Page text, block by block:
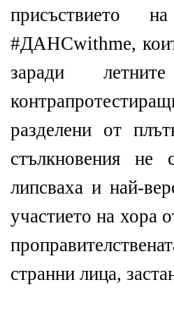
присъствието
#ДАНСwithme,
заради
разделени от
стълкновения не
липсваха и най-
участието на хора
странни лица,